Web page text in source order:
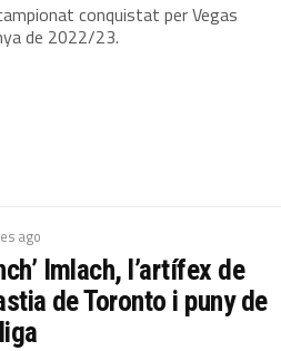
conquistat per Vegas
de 2022/23.
ago
Imlach, l’artífex de
de Toronto i puny de